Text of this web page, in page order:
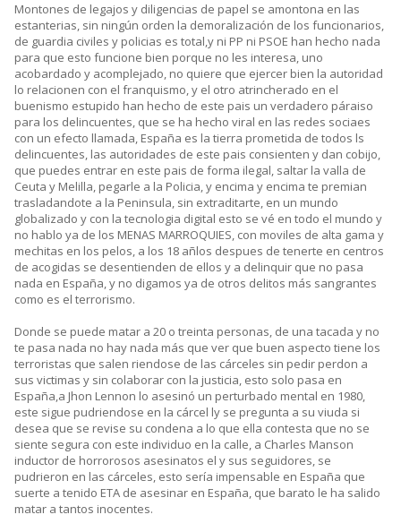
Montones de legajos y diligencias de papel se amontona en las
estanterias, sin ningún orden la demoralización de los funcionarios,
de guardia civiles y policias es total,y ni PP ni PSOE han hecho nada
para que esto funcione bien porque no les interesa, uno
acobardado y acomplejado, no quiere que ejercer bien la autoridad
lo relacionen con el franquismo, y el otro atrincherado en el
buenismo estupido han hecho de este pais un verdadero páraiso
para los delincuentes, que se ha hecho viral en las redes sociaes
con un efecto llamada, España es la tierra prometida de todos ls
delincuentes, las autoridades de este pais consienten y dan cobijo,
que puedes entrar en este pais de forma ilegal, saltar la valla de
Ceuta y Melilla, pegarle a la Policia, y encima y encima te premian
trasladandote a la Peninsula, sin extraditarte, en un mundo
globalizado y con la tecnologia digital esto se vé en todo el mundo y
no hablo ya de los MENAS MARROQUIES, con moviles de alta gama y
mechitas en los pelos, a los 18 añlos despues de tenerte en centros
de acogidas se desentienden de ellos y a delinquir que no pasa
nada en España, y no digamos ya de otros delitos más sangrantes
como es el terrorismo.
Donde se puede matar a 20 o treinta personas, de una tacada y no
te pasa nada no hay nada más que ver que buen aspecto tiene los
terroristas que salen riendose de las cárceles sin pedir perdon a
sus victimas y sin colaborar con la justicia, esto solo pasa en
España,a Jhon Lennon lo asesinó un perturbado mental en 1980,
este sigue pudriendose en la cárcel ly se pregunta a su viuda si
desea que se revise su condena a lo que ella contesta que no se
siente segura con este individuo en la calle, a Charles Manson
inductor de horrorosos asesinatos el y sus seguidores, se
pudrieron en las cárceles, esto sería impensable en España que
suerte a tenido ETA de asesinar en España, que barato le ha salido
matar a tantos inocentes.